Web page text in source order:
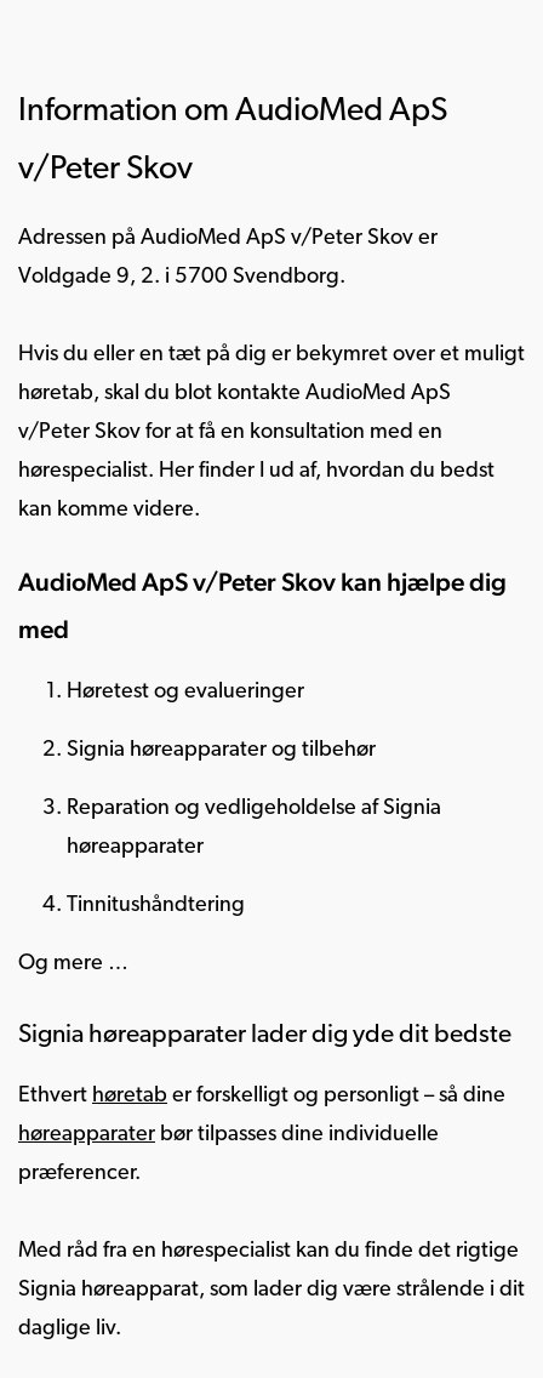
Information om AudioMed ApS
v/Peter Skov
Adressen på AudioMed ApS v/Peter Skov er
Voldgade 9, 2. i 5700 Svendborg.
Hvis du eller en tæt på dig er bekymret over et muligt
høretab, skal du blot kontakte AudioMed ApS
v/Peter Skov for at få en konsultation med en
hørespecialist. Her finder I ud af, hvordan du bedst
kan komme videre.
AudioMed ApS v/Peter Skov kan hjælpe dig
med
Høretest og evalueringer
Signia høreapparater og tilbehør
Reparation og vedligeholdelse af Signia
høreapparater
Tinnitushåndtering
Og mere …
Signia høreapparater lader dig yde dit bedste
Ethvert høretab er forskelligt og personligt – så dine
høreapparater bør tilpasses dine individuelle
præferencer.
Med råd fra en hørespecialist kan du finde det rigtige
Signia høreapparat, som lader dig være strålende i dit
daglige liv.